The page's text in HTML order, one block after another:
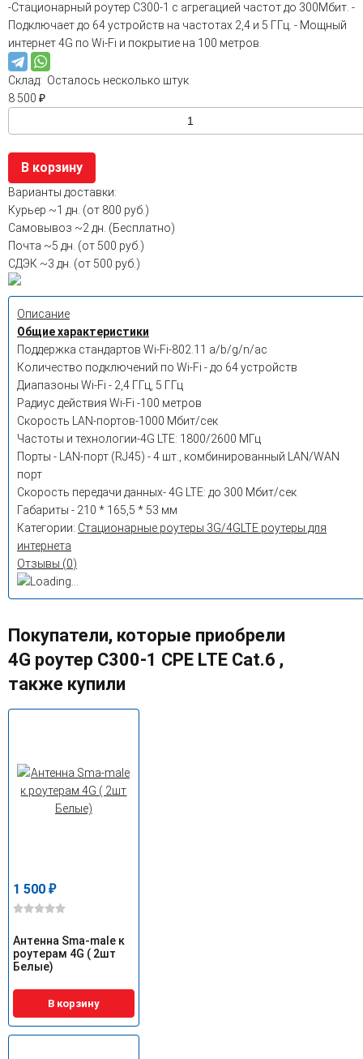
-Стационарный роутер C300-1 c агрегацией частот до 300Мбит. -
Подключает до 64 устройств на частотах 2,4 и 5 ГГц. - Мощный
интернет 4G по Wi-Fi и покрытие на 100 метров.
Склад: Осталось несколько штук
8 500 ₽
В корзину
Варианты доставки:
Курьер ~1 дн. (от 800 руб.)
Самовывоз ~2 дн. (Бесплатно)
Почта ~5 дн. (от 500 руб.)
СДЭК ~3 дн. (от 500 руб.)
Описание
Общие характеристики
Поддержка стандартов Wi-Fi-802.11 a/b/g/n/ac
Количество подключений по Wi-Fi - до 64 устройств
Диапазоны Wi-Fi - 2,4 ГГц, 5 ГГц
Радиус действия Wi-Fi -100 метров
Скорость LAN-портов-1000 Мбит/сек
Частоты и технологии-4G LTE: 1800/2600 МГц
Порты - LAN-порт (RJ45) - 4 шт., комбинированный LAN/WAN
порт
Скорость передачи данных- 4G LTE: до 300 Мбит/сек
Габариты - 210 * 165,5 * 53 мм
Категории: Стационарные роутеры 3G/4G LTE роутеры для
интернета
Отзывы (0)
Покупатели, которые приобрели
4G роутер C300-1 CPE LTE Cat.6 ,
также купили
1 500 ₽
Антенна Sma-male к
роутерам 4G ( 2шт
Белые)
В корзину